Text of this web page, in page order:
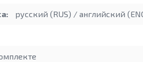
русский (RUS) / английский